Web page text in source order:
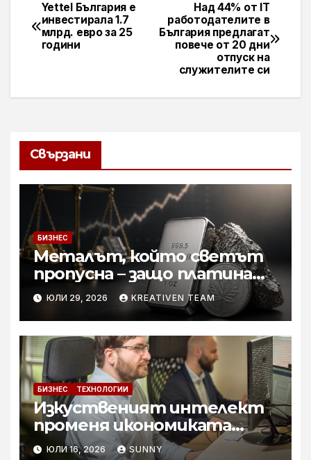
Навигация
Над 44% от IT
работодателите в
България предлагат
повече от 20 дни
отпуск на
служителите си
Yettel България е
инвестирала 1.7
млрд. евро за 25
години
Свързани
БИЗНЕС
Металът, който светът
пропусна – защо платината
е тихата аристократка
сред инвестициите?
ЮЛИ 29, 2026 KREATIVEN TEAM
БИЗНЕС ТЕХНОЛОГИИ
Изкуственият интелект
променя икономиката
софтуерните решение за
ЮЛИ 16, 2026 SUNNY